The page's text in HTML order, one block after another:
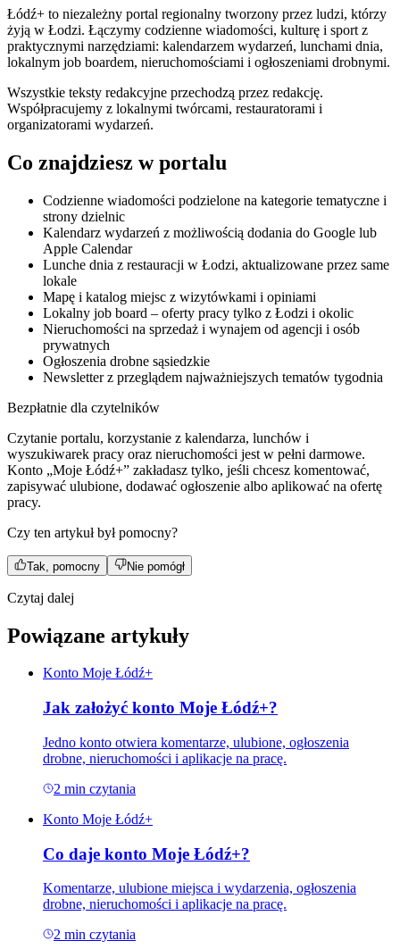
Łódź+ to niezależny portal regionalny tworzony przez ludzi, którzy
żyją w Łodzi. Łączymy codzienne wiadomości, kulturę i sport z
praktycznymi narzędziami: kalendarzem wydarzeń, lunchami dnia,
lokalnym job boardem, nieruchomościami i ogłoszeniami drobnymi.
Wszystkie teksty redakcyjne przechodzą przez redakcję.
Współpracujemy z lokalnymi twórcami, restauratorami i
organizatorami wydarzeń.
Co znajdziesz w portalu
Codzienne wiadomości podzielone na kategorie tematyczne i
strony dzielnic
Kalendarz wydarzeń z możliwością dodania do Google lub
Apple Calendar
Lunche dnia z restauracji w Łodzi, aktualizowane przez same
lokale
Mapę i katalog miejsc z wizytówkami i opiniami
Lokalny job board – oferty pracy tylko z Łodzi i okolic
Nieruchomości na sprzedaż i wynajem od agencji i osób
prywatnych
Ogłoszenia drobne sąsiedzkie
Newsletter z przeglądem najważniejszych tematów tygodnia
Bezpłatnie dla czytelników
Czytanie portalu, korzystanie z kalendarza, lunchów i
wyszukiwarek pracy oraz nieruchomości jest w pełni darmowe.
Konto „Moje Łódź+” zakładasz tylko, jeśli chcesz komentować,
zapisywać ulubione, dodawać ogłoszenie albo aplikować na ofertę
pracy.
Czy ten artykuł był pomocny?
Tak, pomocny Nie pomógł
Czytaj dalej
Powiązane artykuły
Konto Moje Łódź+
Jak założyć konto Moje Łódź+?
Jedno konto otwiera komentarze, ulubione, ogłoszenia
drobne, nieruchomości i aplikacje na pracę.
2 min czytania
Konto Moje Łódź+
Co daje konto Moje Łódź+?
Komentarze, ulubione miejsca i wydarzenia, ogłoszenia
drobne, nieruchomości i aplikacje na pracę.
2 min czytania